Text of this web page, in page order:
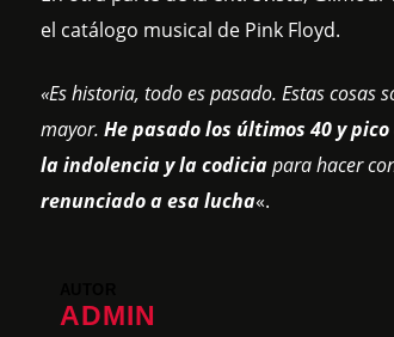
el catálogo musical de Pink Floyd.
«Es historia, todo es pasado. Estas cosas
mayor. He pasado los últimos 40 y
la indolencia y la codiciapara hacer
renunciado a esa lucha«.
ADMIN